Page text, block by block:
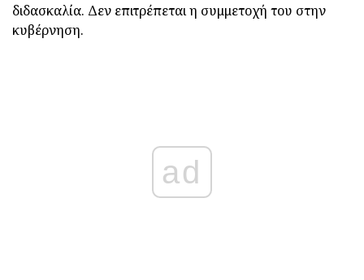
διδασκαλία. Δεν επιτρέπεται η συμμετοχή του στην
κυβέρνηση.
ad